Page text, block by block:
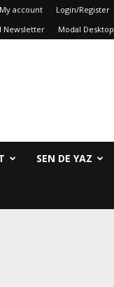
My account Login/Register
Newsletter Modal Desktop
SEN DE YAZ